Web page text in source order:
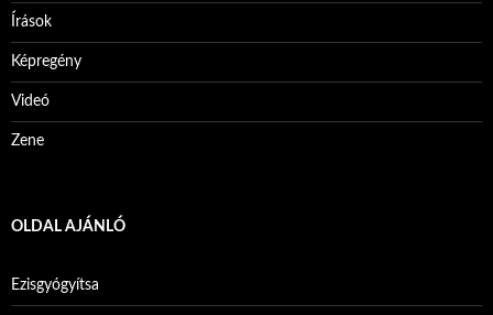
Írások
Képregény
Videó
Zene
OLDAL AJÁNLÓ
Ezisgyógyítsa